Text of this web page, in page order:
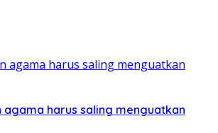
agama harus saling menguatkan